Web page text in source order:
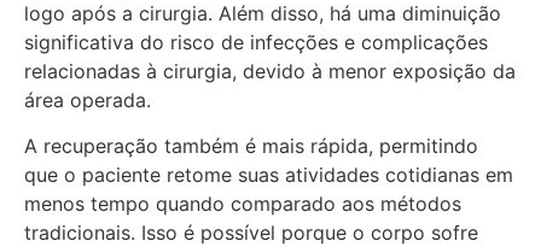
logo após a cirurgia. Além disso, há uma diminuição
significativa do risco de infecções e complicações
relacionadas à cirurgia, devido à menor exposição da
área operada.
A recuperação também é mais rápida, permitindo
que o paciente retome suas atividades cotidianas em
menos tempo quando comparado aos métodos
tradicionais. Isso é possível porque o corpo sofre